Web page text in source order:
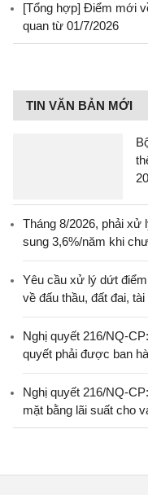
[Tổng hợp] Điểm mới
quan từ 01/7/2026
TIN VĂN BẢN MỚI
Tháng 8/2026, phải xử
sung 3,6%/năm khi
Yêu cầu xử lý dứt
về đấu thầu, đất đai,
Nghị quyết 216/NQ-
quyết phải được ban
Nghị quyết 216/NQ-
mặt bằng lãi suất cho